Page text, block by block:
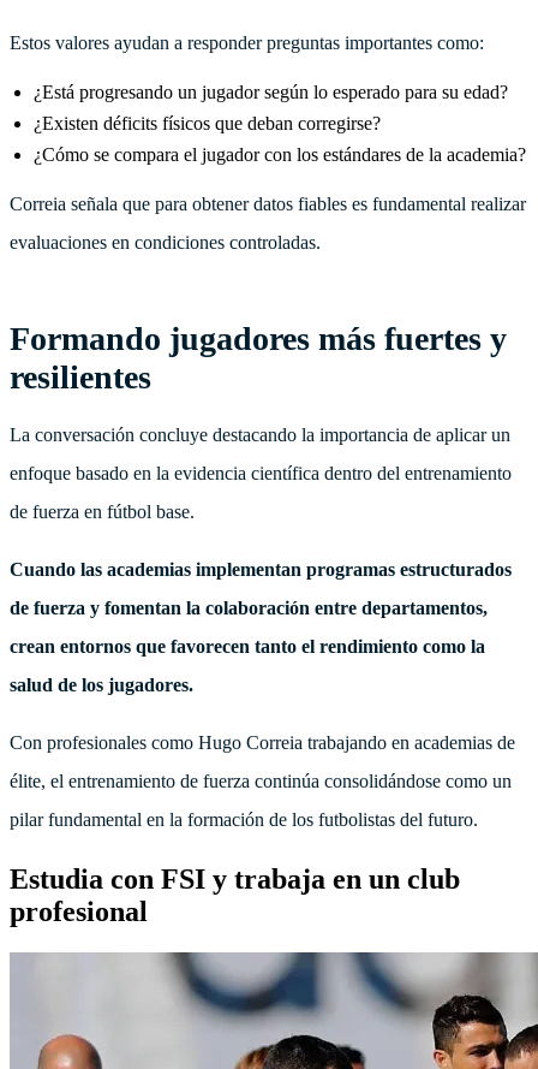
Estos valores ayudan a responder preguntas importantes como:
¿Está progresando un jugador según lo esperado para su edad?
¿Existen déficits físicos que deban corregirse?
¿Cómo se compara el jugador con los estándares de la academia?
Correia señala que para obtener datos fiables es fundamental realizar
evaluaciones en condiciones controladas.
Formando jugadores más fuertes y
resilientes
La conversación concluye destacando la importancia de aplicar un
enfoque basado en la evidencia científica dentro del entrenamiento
de fuerza en fútbol base.
Cuando las academias implementan programas estructurados
de fuerza y fomentan la colaboración entre departamentos,
crean entornos que favorecen tanto el rendimiento como la
salud de los jugadores.
Con profesionales como Hugo Correia trabajando en academias de
élite, el entrenamiento de fuerza continúa consolidándose como un
pilar fundamental en la formación de los futbolistas del futuro.
Estudia con FSI y trabaja en un club
profesional